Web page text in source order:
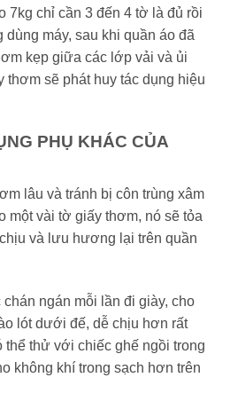
7kg chỉ cần 3 đến 4 tờ là đủ rồi
dùng máy, sau khi quần áo đã
kẹp giữa các lớp vải và ủi
thơm sẽ phát huy tác dụng hiệu
PHỤ KHÁC CỦA
lâu và tránh bị côn trùng xâm
một vài tờ giấy thơm, nó sẽ tỏa
và lưu hương lại trên quần
ngán mỗi lần đi giày, cho
lót dưới đế, dễ chịu hơn rất
thử với chiếc ghế ngồi trong
không khí trong sạch hơn trên